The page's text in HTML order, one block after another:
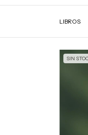
LIBROS
SIN